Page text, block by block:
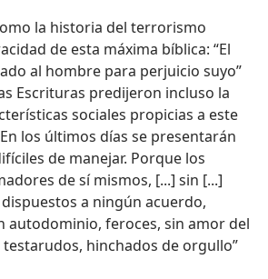
la historia del terrorismo
de esta máxima bíblica: “El
al hombre para perjuicio suyo”
Escrituras predijeron incluso la
sociales propicias a este
los últimos días se presentarán
de manejar. Porque los
de sí mismos, [...] sin [...]
a ningún acuerdo,
autodominio, feroces, sin amor del
hinchados de orgullo”